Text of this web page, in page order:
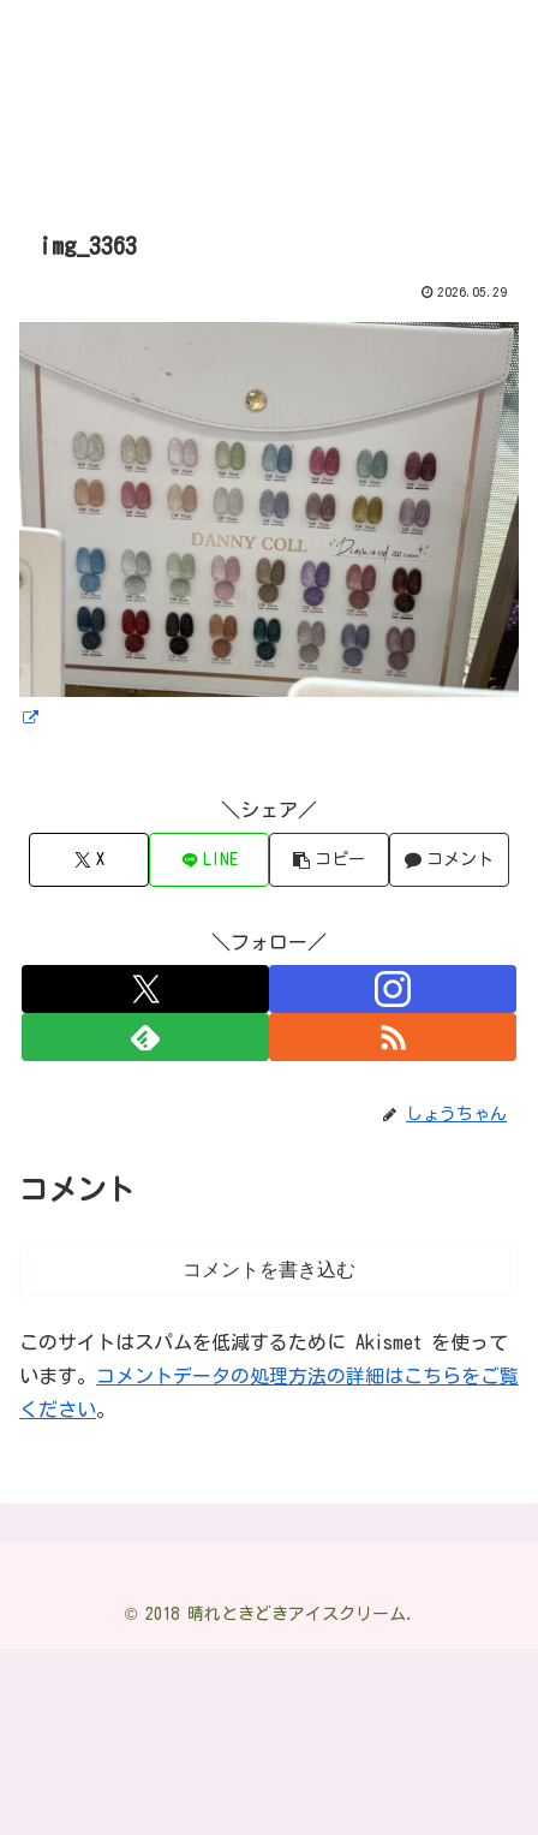
img_3363
2026.05.29
＼シェア／
X LINE コピー コメント
＼フォロー／
しょうちゃん
コメント
コメントを書き込む
このサイトはスパムを低減するために Akismet を使って
います。
コメントデータの処理方法の詳細はこちらをご覧
ください。
© 2018 晴れときどきアイスクリーム.